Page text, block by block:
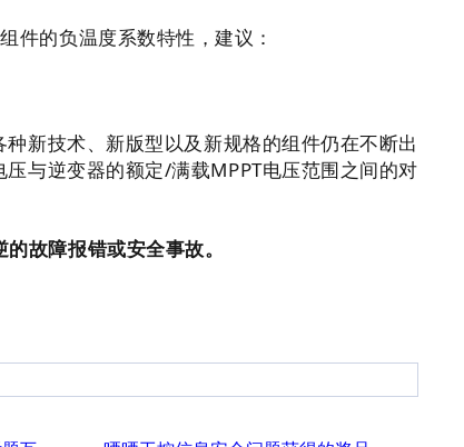
件的负温度系数特性，建议：
新技术、新版型以及新规格的组件仍在不断出
与逆变器的额定/满载MPPT电压范围之间的对
故障报错或安全事故。